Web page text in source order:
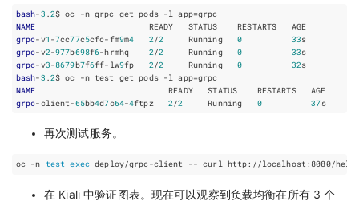
bash-3 .2
NAME
grpc-v1 -7cc77c5cfc-fm9m4 2/2
     Running
0 33
grpc-v2-977b698f6-hrmhq 2/2
     Running
0 33
grpc-v3-8679b7f6ff-lw9fp 2/2
     Running
0 32
bash-3 .2
NAME
grpc-client-65bb4d7c64-4ftpz 2/2
     Running
0 37 s
再次测试服务。
oc -n test exec
在 Kiali 中验证图表。现在可以观察到负载均衡在所有 3 个